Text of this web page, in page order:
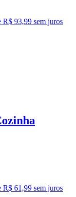
R$ 93,99 sem juros
R$ 61,99 sem juros